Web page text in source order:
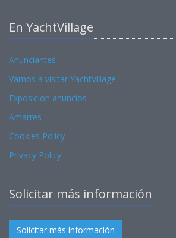
En YachtVillage
Anunciantes
Vamos a visitar YachtVillage
Exposicion anuncios
Amarres
Cookies Policy
Privacy Policy
Solicitar más información
Solicitar más información